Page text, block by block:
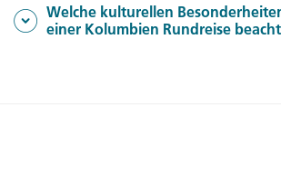
ländlichen Regionen eingeschränkt. Eine
Welche kulturellen
einer Kolumbien Rundreise